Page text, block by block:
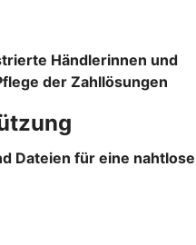
Händlerinnen und
der Zahllösungen
Dateien für eine nahtlose